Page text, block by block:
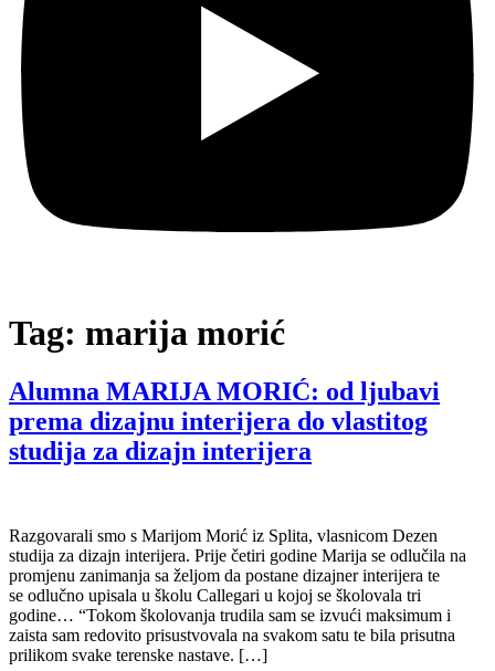
Tag: marija morić
Alumna MARIJA MORIĆ: od ljubavi
prema dizajnu interijera do vlastitog
studija za dizajn interijera
Razgovarali smo s Marijom Morić iz Splita, vlasnicom Dezen
studija za dizajn interijera. Prije četiri godine Marija se odlučila na
promjenu zanimanja sa željom da postane dizajner interijera te
se odlučno upisala u školu Callegari u kojoj se školovala tri
godine… “Tokom školovanja trudila sam se izvući maksimum i
zaista sam redovito prisustvovala na svakom satu te bila prisutna
prilikom svake terenske nastave. […]